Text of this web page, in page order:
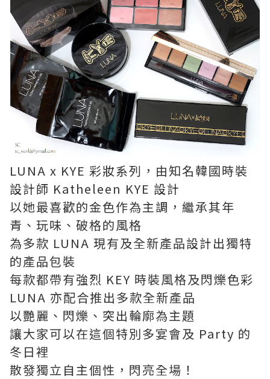
LUNA x KYE 彩妝系列，由知名韓國時裝
設計師 Katheleen KYE 設計
以她最喜歡的金色作為主調，繼承其年
青、玩味、破格的風格
為多款 LUNA 現有及全新產品設計出獨特
的產品包裝
每款都帶有強烈 KEY 時裝風格及閃爍色彩
LUNA 亦配合推出多款全新產品
以艷麗、閃爍、突出輪廓為主題
讓大家可以在這個特別多宴會及 Party 的
冬日裡
散發獨立自主個性，閃亮全場！